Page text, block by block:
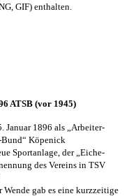
GIF) enthalten.
ATSB (vor 1945)
Januar 1896 als „Arbeiter-
Köpenick
Sportanlage, der „Eiche-
des Vereins in TSV
gab es eine kurzzeitige